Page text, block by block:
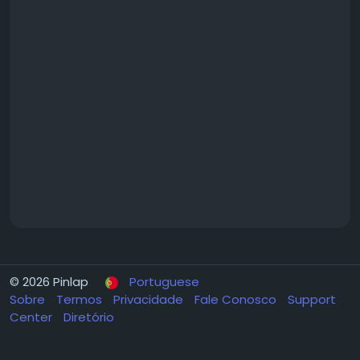
© 2026 Pinlap
Portuguese
Sobre
Termos Privacidade Fale Conosco
Support
Center
Diretório